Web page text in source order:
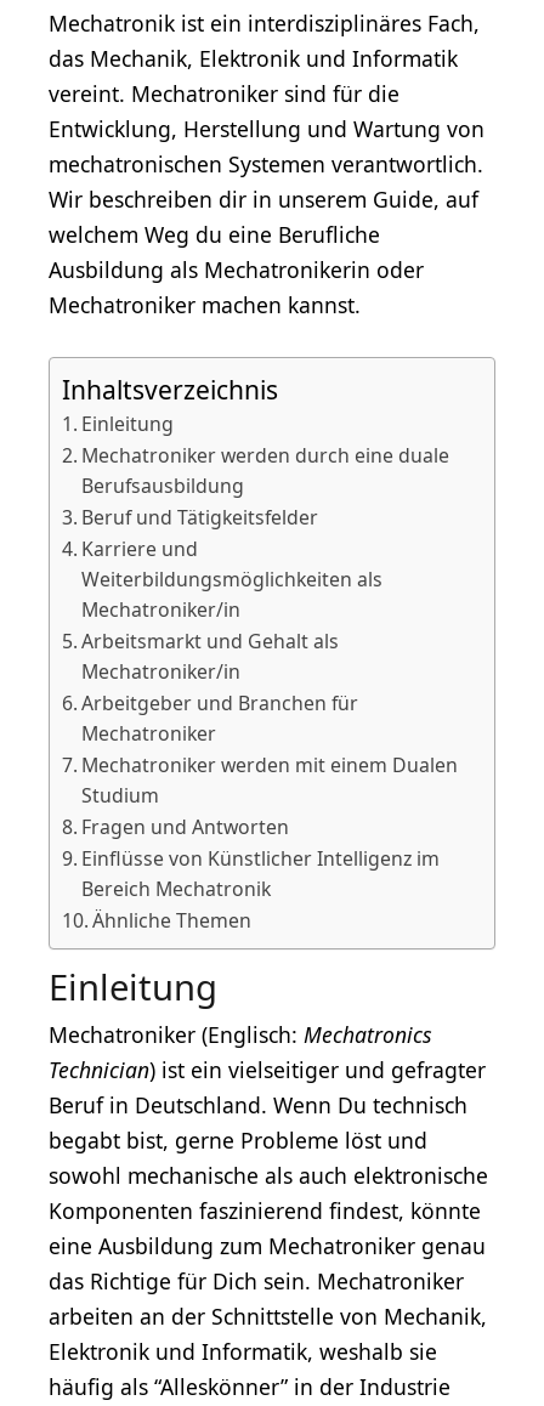
Mechatronik ist ein interdisziplinäres Fach,
das Mechanik, Elektronik und Informatik
vereint. Mechatroniker sind für die
Entwicklung, Herstellung und Wartung von
mechatronischen Systemen verantwortlich.
Wir beschreiben dir in unserem Guide, auf
welchem Weg du eine Berufliche
Ausbildung als Mechatronikerin oder
Mechatroniker machen kannst.
Inhaltsverzeichnis
Einleitung
Mechatroniker werden durch eine duale
Berufsausbildung
Beruf und Tätigkeitsfelder
Karriere und
Weiterbildungsmöglichkeiten als
Mechatroniker/in
Arbeitsmarkt und Gehalt als
Mechatroniker/in
Arbeitgeber und Branchen für
Mechatroniker
Mechatroniker werden mit einem Dualen
Studium
Fragen und Antworten
Einflüsse von Künstlicher Intelligenz im
Bereich Mechatronik
Ähnliche Themen
Einleitung
Mechatroniker (Englisch: Mechatronics
Technician) ist ein vielseitiger und gefragter
Beruf in Deutschland. Wenn Du technisch
begabt bist, gerne Probleme löst und
sowohl mechanische als auch elektronische
Komponenten faszinierend findest, könnte
eine Ausbildung zum Mechatroniker genau
das Richtige für Dich sein. Mechatroniker
arbeiten an der Schnittstelle von Mechanik,
Elektronik und Informatik, weshalb sie
häufig als “Alleskönner” in der Industrie